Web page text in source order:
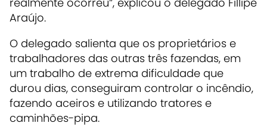
Araújo.
O delegado salienta que os proprietários e
trabalhadores das outras três fazendas, em
um trabalho de extrema dificuldade que
durou dias, conseguiram controlar o incêndio,
fazendo aceiros e utilizando tratores e
caminhões-pipa.